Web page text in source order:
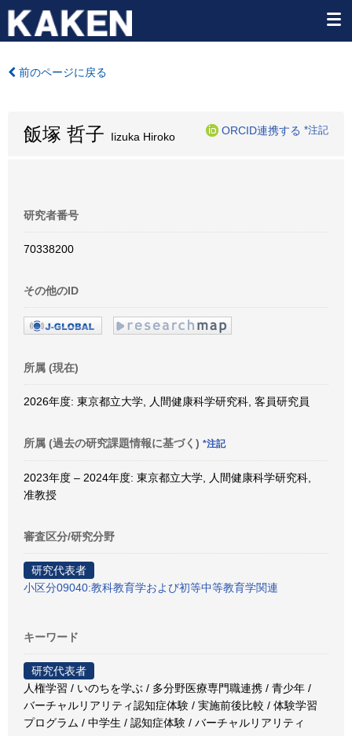
前のページに戻る
飯塚 哲子 Iizuka Hiroko
ORCID連携する *注記
研究者番号
70338200
その他のID
所属 (現在)
2026年度: 東京都立大学, 人間健康科学研究科, 客員研究員
所属 (過去の研究課題情報に基づく) *注記
2023年度 – 2024年度: 東京都立大学, 人間健康科学研究科,
准教授
審査区分/研究分野
研究代表者
小区分09040:教科教育学および初等中等教育学関連
キーワード
研究代表者
人権学習 / いのちを学ぶ / 多分野医療専門職連携 / 青少年 /
バーチャルリアリティ認知症体験 / 実施前後比較 / 体験学習
プログラム / 中学生 / 認知症体験 / バーチャルリアリティ